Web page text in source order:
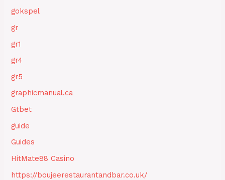
gokspel
gr
gr1
gr4
gr5
graphicmanual.ca
Gtbet
guide
Guides
HitMate88 Casino
https://boujeerestaurantandbar.co.uk/